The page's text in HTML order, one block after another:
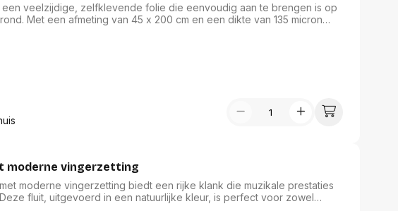
veelzijdige, zelfklevende folie die eenvoudig aan te brengen is op
Met een afmeting van 45 x 200 cm en een dikte van 135 micron
schrijfoppervlak voor traditionele krijtjes of vloeibare krijtmarkers. Het
een vochtige doek. Inclusief 10 krijtjes in wit en geassorteerde
moderne vingerzetting
moderne vingerzetting biedt een rijke klank die muzikale prestaties
fluit, uitgevoerd in een natuurlijke kleur, is perfect voor zowel